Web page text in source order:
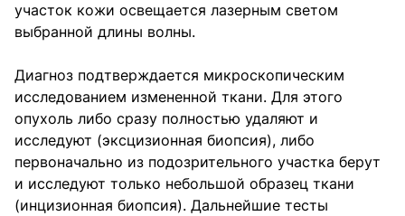
участок кожи освещается лазерным светом
выбранной длины волны.
Диагноз подтверждается микроскопическим
исследованием измененной ткани. Для этого
опухоль либо сразу полностью удаляют и
исследуют (эксцизионная биопсия), либо
первоначально из подозрительного участка берут
и исследуют только небольшой образец ткани
(инцизионная биопсия). Дальнейшие тесты